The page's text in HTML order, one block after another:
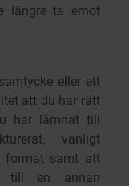
längre ta emot
eller ett
att du har rätt
har lämnat till
vanligt
format samt att
till en annan